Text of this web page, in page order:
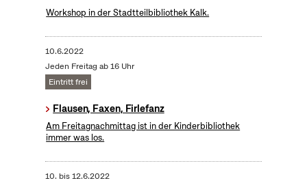
Workshop in der Stadtteilbibliothek Kalk.
10.6.2022
Jeden Freitag ab 16 Uhr
Eintritt frei
Flausen, Faxen, Firlefanz
Am Freitagnachmittag ist in der Kinderbibliothek
immer was los.
10. bis12.6.2022